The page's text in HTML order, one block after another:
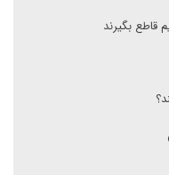
قاطع بگیرند